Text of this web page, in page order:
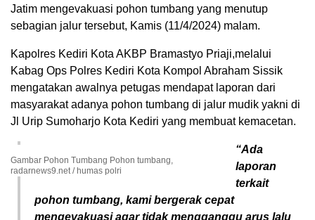
Jatim mengevakuasi pohon tumbang yang menutup
sebagian jalur tersebut, Kamis (11/4/2024) malam.
Kapolres Kediri Kota AKBP Bramastyo Priaji,melalui
Kabag Ops Polres Kediri Kota Kompol Abraham Sissik
mengatakan awalnya petugas mendapat laporan dari
masyarakat adanya pohon tumbang di jalur mudik yakni di
Jl Urip Sumoharjo Kota Kediri yang membuat kemacetan.
Gambar Pohon Tumbang Pohon tumbang,
radarnews9.net / humas polri
“Ada
laporan
terkait
pohon tumbang, kami bergerak cepat
mengevakuasi agar tidak mengganggu arus lalu